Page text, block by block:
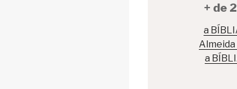
+ de
a
Almeida
a